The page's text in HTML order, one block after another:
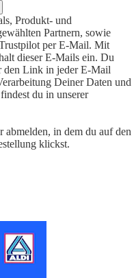
Produkt- und
Partnern, sowie
per E-Mail. Mit
dieser E-Mails ein. Du
den Link in jeder E-Mail
Deiner Daten und
du in unserer
in dem du auf den
klickst.